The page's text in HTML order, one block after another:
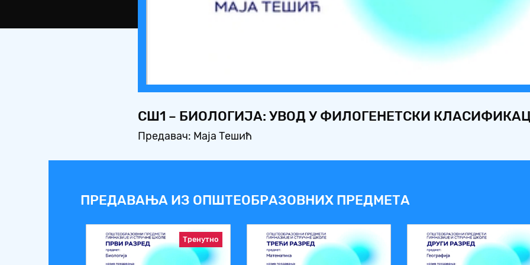
СШ1 – БИОЛОГИЈА: УВОД У ФИЛОГЕНЕТСКИ
Предавач: Маја Тешић
ПРЕДАВАЊА ИЗ ОПШТЕОБРАЗОВНИХ ПРЕДМЕТА
Тренутно